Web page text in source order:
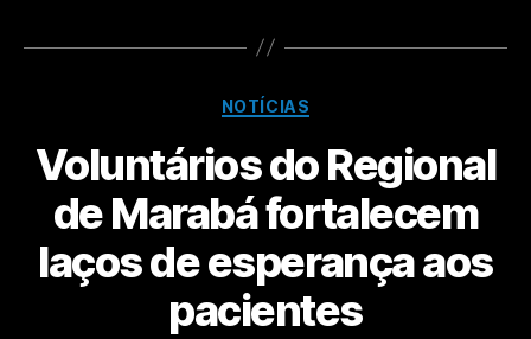
NOTÍCIAS
Voluntários do Regional
de Marabá fortalecem
laços de esperança aos
pacientes